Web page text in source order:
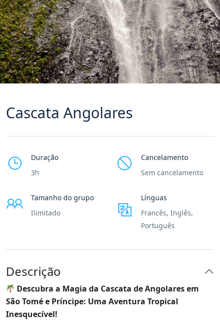
Cascata Angolares
Duração
3h
Cancelamento
Sem cancelamento
Tamanho do grupo
Ilimitado
Línguas
Francês, Inglês,
Português
Descrição
Descubra a Magia da Cascata de Angolares em
São Tomé e Príncipe: Uma Aventura Tropical
Inesquecível!